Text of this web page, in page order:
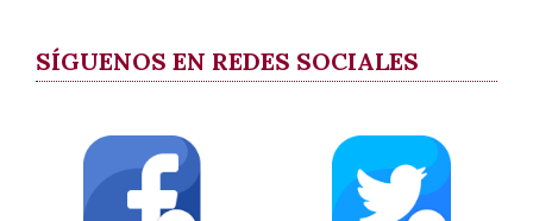
SÍGUENOS EN REDES SOCIALES